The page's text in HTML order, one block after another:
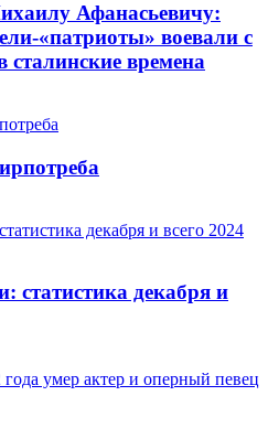
Афанасьевичу:
«патриоты» воевали с
времена
статистика декабря и